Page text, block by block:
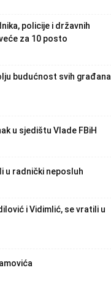
policije i državnih
za 10 posto
budućnost svih građana
u sjedištu Vlade FBiH
u radnički neposluh
i Vidimlić, se vratili u